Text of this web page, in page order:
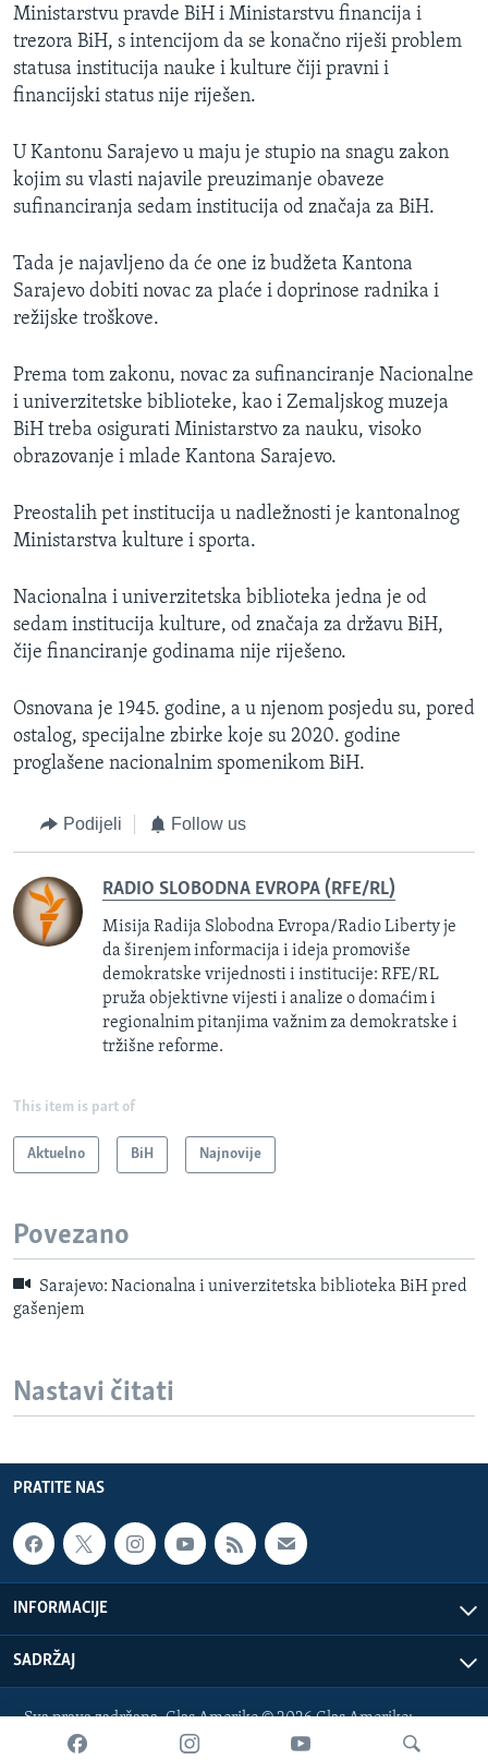
Ministarstvu pravde BiH i Ministarstvu financija i
trezora BiH, s intencijom da se konačno riješi problem
statusa institucija nauke i kulture čiji pravni i
financijski status nije riješen.
U Kantonu Sarajevo u maju je stupio na snagu zakon
kojim su vlasti najavile preuzimanje obaveze
sufinanciranja sedam institucija od značaja za BiH.
Tada je najavljeno da će one iz budžeta Kantona
Sarajevo dobiti novac za plaće i doprinose radnika i
režijske troškove.
Prema tom zakonu, novac za sufinanciranje Nacionalne
i univerzitetske biblioteke, kao i Zemaljskog muzeja
BiH treba osigurati Ministarstvo za nauku, visoko
obrazovanje i mlade Kantona Sarajevo.
Preostalih pet institucija u nadležnosti je kantonalnog
Ministarstva kulture i sporta.
Nacionalna i univerzitetska biblioteka jedna je od
sedam institucija kulture, od značaja za državu BiH,
čije financiranje godinama nije riješeno.
Osnovana je 1945. godine, a u njenom posjedu su, pored
ostalog, specijalne zbirke koje su 2020. godine
proglašene nacionalnim spomenikom BiH.
Podijeli Follow us
RADIO SLOBODNA EVROPA (RFE/RL)
Misija Radija Slobodna Evropa/Radio Liberty je
da širenjem informacija i ideja promoviše
demokratske vrijednosti i institucije: RFE/RL
pruža objektivne vijesti i analize o domaćim i
regionalnim pitanjima važnim za demokratske i
tržišne reforme.
This item is part of
Aktuelno BiH Najnovije
Povezano
Sarajevo: Nacionalna i univerzitetska biblioteka BiH pred
gašenjem
Nastavi čitati
PRATITE NAS
INFORMACIJE
SADRŽAJ
Sva prava zadržana. Glas Amerike © 2026 Glas Amerike:
bosnian-service@voanews.com